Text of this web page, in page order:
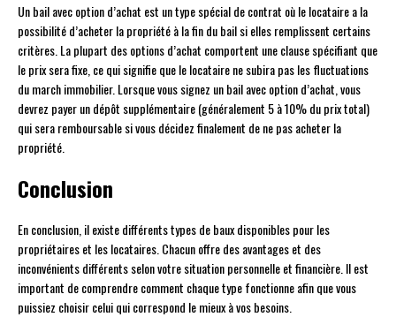
Un bail avec option d’achat est un type spécial de contrat où le locataire a la
possibilité d’acheter la propriété à la fin du bail si elles remplissent certains
critères. La plupart des options d’achat comportent une clause spécifiant que
le prix sera fixe, ce qui signifie que le locataire ne subira pas les fluctuations
du march immobilier. Lorsque vous signez un bail avec option d’achat, vous
devrez payer un dépôt supplémentaire (généralement 5 à 10% du prix total)
qui sera remboursable si vous décidez finalement de ne pas acheter la
propriété.
Conclusion
En conclusion, il existe différents types de baux disponibles pour les
propriétaires et les locataires. Chacun offre des avantages et des
inconvénients différents selon votre situation personnelle et financière. Il est
important de comprendre comment chaque type fonctionne afin que vous
puissiez choisir celui qui correspond le mieux à vos besoins.